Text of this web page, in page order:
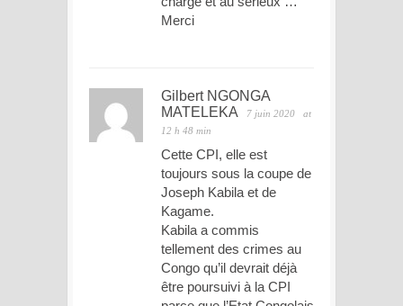
Merci
Gilbert NGONGA
MATELEKA
7 juin 2020
at
12 h 48 min
Cette CPI, elle est
toujours sous la coupe de
Joseph Kabila et de
Kagame.
Kabila a commis
tellement des crimes au
Congo qu’il devrait déjà
être poursuivi à la CPI